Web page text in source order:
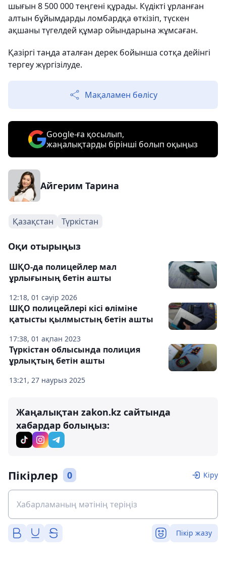
шығын 8 500 000 теңгені құрады. Күдікті ұрланған
алтын бұйымдарды ломбардқа өткізіп, түскен
ақшаны түгелдей құмар ойындарына жұмсаған.
Қазіргі таңда аталған дерек бойынша сотқа дейінгі
тергеу жүргізілуде.
Мақаламен бөлісу
Google-ға қосылып,
жаңалықтарды бірінші болып оқыңыз
Айгерим Тарина
Қазақстан Түркістан
Оқи отырыңыз
12:18, 01 сәуір 2026
ШҚО-да полицейлер мал
ұрлығының бетін ашты
17:38, 01 ақпан 2023
ШҚО полицейлері кісі өліміне
қатысты қылмыстың бетін ашты
13:21, 27 наурыз 2025
Түркістан облысында полиция
ұрлықтың бетін ашты
Жаңалықтан zakon.kz сайтында
хабардар болыңыз:
Пікірлер 0 Кіру
Пікір жазу